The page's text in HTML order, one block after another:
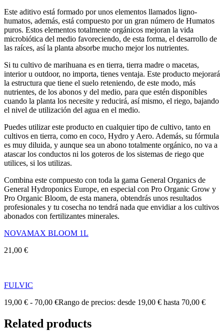
Este aditivo está formado por unos elementos llamados ligno-
humatos, además, está compuesto por un gran número de Humatos
puros. Estos elementos totalmente orgánicos mejoran la vida
microbiótica del medio favoreciendo, de esta forma, el desarrollo de
las raíces, así la planta absorbe mucho mejor los nutrientes.
Si tu cultivo de marihuana es en tierra, tierra madre o macetas,
interior u outdoor, no importa, tienes ventaja. Este producto mejorará
la estructura que tiene el suelo reteniendo, de este modo, más
nutrientes, de los abonos y del medio, para que estén disponibles
cuando la planta los necesite y reducirá, así mismo, el riego, bajando
el nivel de utilización del agua en el medio.
Puedes utilizar este producto en cualquier tipo de cultivo, tanto en
cultivos en tierra, como en coco, Hydro y Aero. Además, su fórmula
es muy diluida, y aunque sea un abono totalmente orgánico, no va a
atascar los conductos ni los goteros de los sistemas de riego que
utilices, si los utilizas.
Combina este compuesto con toda la gama General Organics de
General Hydroponics Europe, en especial con Pro Organic Grow y
Pro Organic Bloom, de esta manera, obtendrás unos resultados
profesionales y tu cosecha no tendrá nada que envidiar a los cultivos
abonados con fertilizantes minerales.
NOVAMAX BLOOM 1L
21,00 €
FULVIC
19,00 € - 70,00 €Rango de precios: desde 19,00 € hasta 70,00 €
Related products